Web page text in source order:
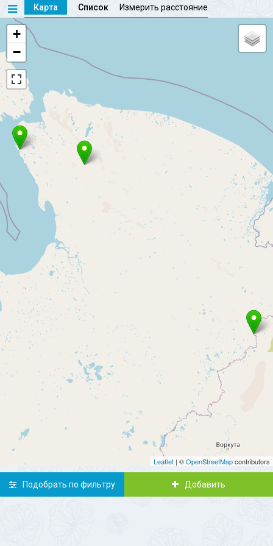
Карта Список Измерить расстояние
+
−
Leaflet | ©OpenStreetMapcontributors
Подобрать по фильтру Добавить